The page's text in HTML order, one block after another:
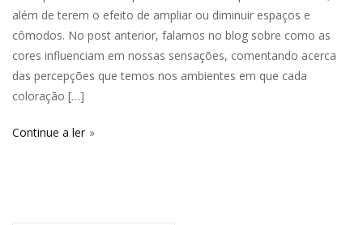
além de terem o efeito de ampliar ou diminuir espaços e
cômodos. No post anterior, falamos no blog sobre como as
cores influenciam em nossas sensações, comentando acerca
das percepções que temos nos ambientes em que cada
coloração […]
Continue a ler